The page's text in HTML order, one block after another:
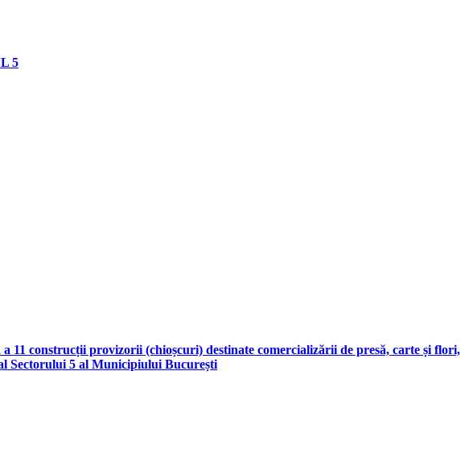
5
construcții provizorii (chioșcuri) destinate comercializării de presă, carte și flori,
Sectorului 5 al Municipiului București